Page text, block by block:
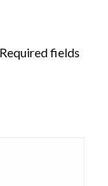
Required fields